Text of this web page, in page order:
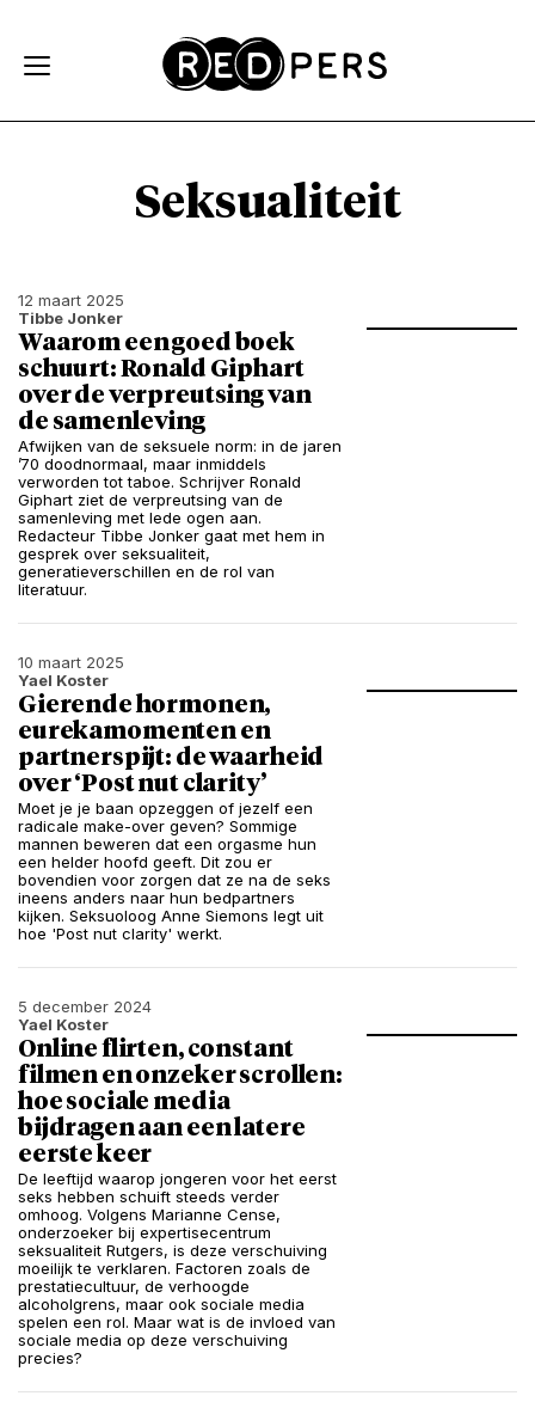
Seksualiteit
12 maart 2025
Tibbe Jonker
Waarom een goed boek
schuurt: Ronald Giphart
over de verpreutsing van
de samenleving
Afwijken van de seksuele norm: in de jaren
’70 doodnormaal, maar inmiddels
verworden tot taboe. Schrijver Ronald
Giphart ziet de verpreutsing van de
samenleving met lede ogen aan.
Redacteur Tibbe Jonker gaat met hem in
gesprek over seksualiteit,
generatieverschillen en de rol van
literatuur.
10 maart 2025
Yael Koster
Gierende hormonen,
eurekamomenten en
partnerspijt: de waarheid
over ‘Post nut clarity’
Moet je je baan opzeggen of jezelf een
radicale make-over geven? Sommige
mannen beweren dat een orgasme hun
een helder hoofd geeft. Dit zou er
bovendien voor zorgen dat ze na de seks
ineens anders naar hun bedpartners
kijken. Seksuoloog Anne Siemons legt uit
hoe 'Post nut clarity' werkt.
5 december 2024
Yael Koster
Online flirten, constant
filmen en onzeker scrollen:
hoe sociale media
bijdragen aan een latere
eerste keer
De leeftijd waarop jongeren voor het eerst
seks hebben schuift steeds verder
omhoog. Volgens Marianne Cense,
onderzoeker bij expertisecentrum
seksualiteit Rutgers, is deze verschuiving
moeilijk te verklaren. Factoren zoals de
prestatiecultuur, de verhoogde
alcoholgrens, maar ook sociale media
spelen een rol. Maar wat is de invloed van
sociale media op deze verschuiving
precies?